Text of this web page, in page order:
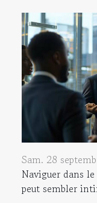
Sam. 28
Naviguer dans
peut sembler